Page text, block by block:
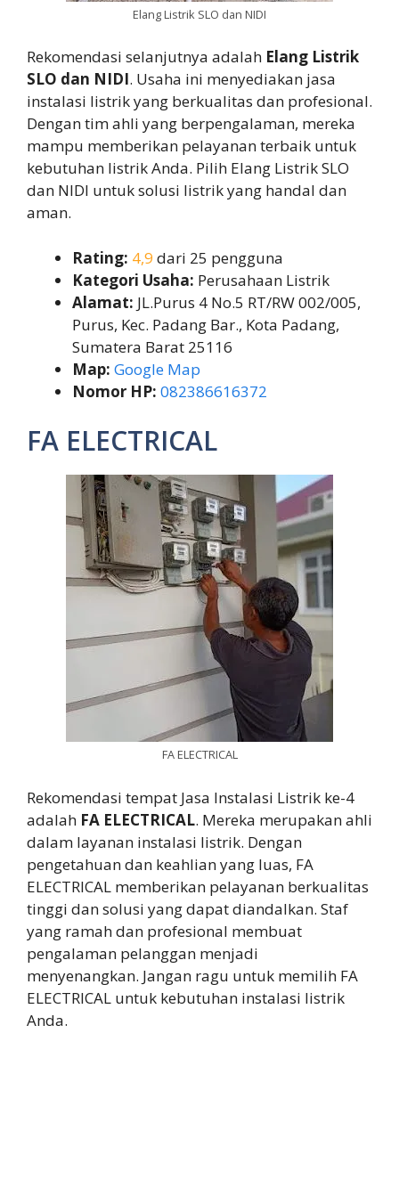
Elang Listrik SLO dan NIDI
Rekomendasi selanjutnya adalah Elang Listrik
SLO dan NIDI. Usaha ini menyediakan jasa
instalasi listrik yang berkualitas dan profesional.
Dengan tim ahli yang berpengalaman, mereka
mampu memberikan pelayanan terbaik untuk
kebutuhan listrik Anda. Pilih Elang Listrik SLO
dan NIDI untuk solusi listrik yang handal dan
aman.
Rating: 4,9 dari 25 pengguna
Kategori Usaha: Perusahaan Listrik
Alamat: JL.Purus 4 No.5 RT/RW 002/005,
Purus, Kec. Padang Bar., Kota Padang,
Sumatera Barat 25116
Map: Google Map
Nomor HP: 082386616372
FA ELECTRICAL
FA ELECTRICAL
Rekomendasi tempat Jasa Instalasi Listrik ke-4
adalah FA ELECTRICAL. Mereka merupakan ahli
dalam layanan instalasi listrik. Dengan
pengetahuan dan keahlian yang luas, FA
ELECTRICAL memberikan pelayanan berkualitas
tinggi dan solusi yang dapat diandalkan. Staf
yang ramah dan profesional membuat
pengalaman pelanggan menjadi
menyenangkan. Jangan ragu untuk memilih FA
ELECTRICAL untuk kebutuhan instalasi listrik
Anda.